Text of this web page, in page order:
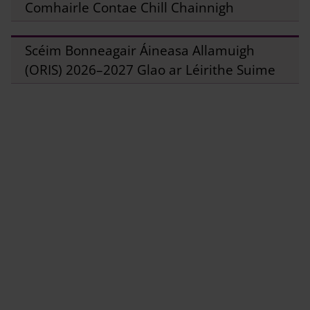
Comhairle Contae Chill Chainnigh
Scéim Bonneagair Áineasa Allamuigh
(ORIS) 2026–2027 Glao ar Léirithe Suime